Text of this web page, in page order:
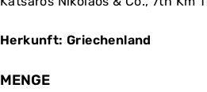
Herkunft: Griechenland
MENGE